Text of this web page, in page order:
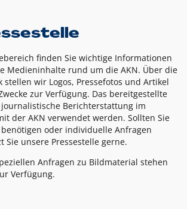
finden Sie wichtige Informationen
Medieninhalte rund um die AKN. Über die
stellen wir Logos, Pressefotos und Artikel
zur Verfügung. Das bereitgestellte
Berichterstattung im
der AKN verwendet werden. Sollten Sie
oder individuelle Anfragen
Sie unsere Pressestelle gerne.
Anfragen zu Bildmaterial stehen
Verfügung.